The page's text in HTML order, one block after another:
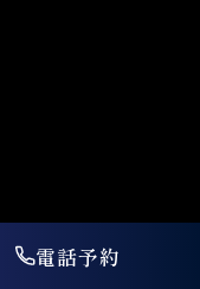
電話予約